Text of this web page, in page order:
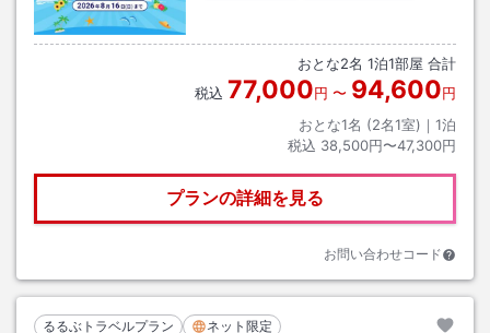
おとな2名 1泊1部屋 合計
税込 77,000円 〜 94,600円
おとな1名 (2名1室)｜ 1泊
税込 38,500円〜47,300円
プランの詳細を見る
お問い合わせコード
るるぶトラベルプラン ネット限定